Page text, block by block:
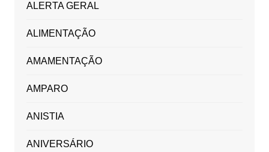
ALERTA GERAL
ALIMENTAÇÃO
AMAMENTAÇÃO
AMPARO
ANISTIA
ANIVERSÁRIO